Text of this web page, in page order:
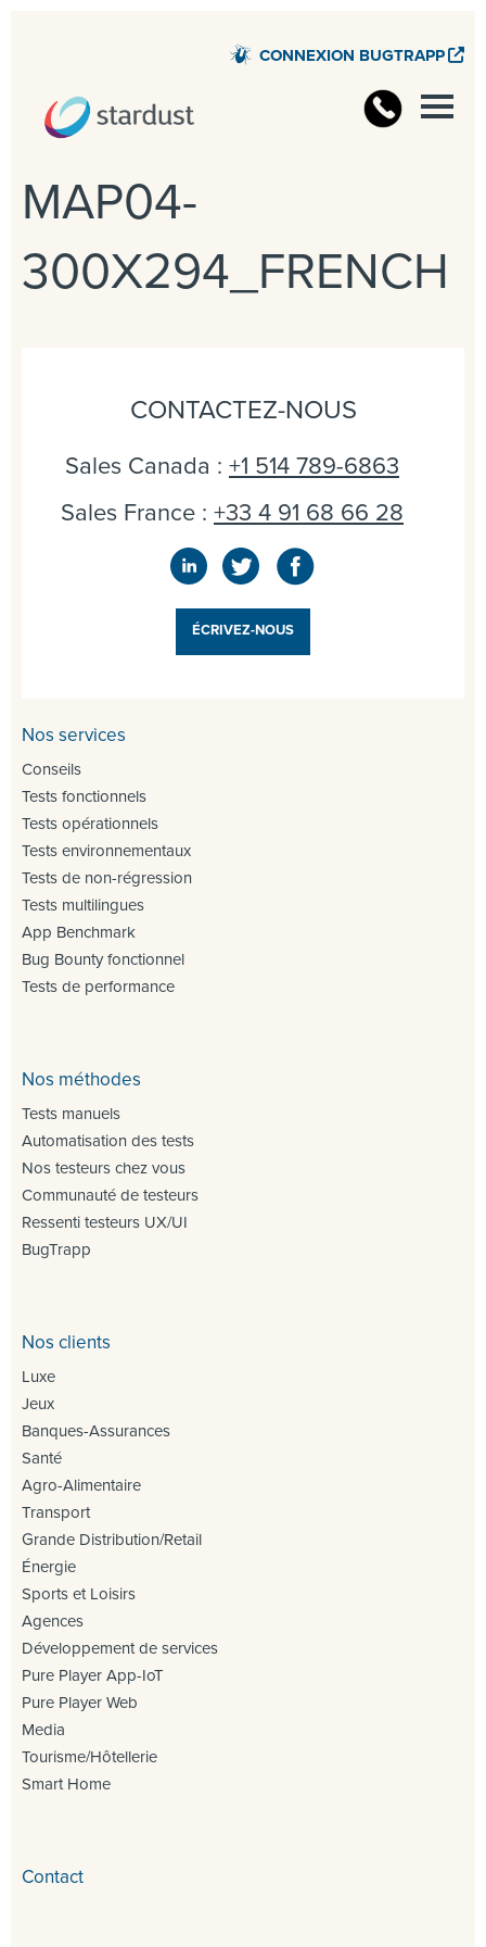
CONNEXION BUGTRAPP
MAP04-
300X294_FRENCH
CONTACTEZ-NOUS
Sales Canada : +1 514 789-6863
Sales France : +33 4 91 68 66 28
ÉCRIVEZ-NOUS
Nos services
Conseils
Tests fonctionnels
Tests opérationnels
Tests environnementaux
Tests de non-régression
Tests multilingues
App Benchmark
Bug Bounty fonctionnel
Tests de performance
Nos méthodes
Tests manuels
Automatisation des tests
Nos testeurs chez vous
Communauté de testeurs
Ressenti testeurs UX/UI
BugTrapp
Nos clients
Luxe
Jeux
Banques-Assurances
Santé
Agro-Alimentaire
Transport
Grande Distribution/Retail
Énergie
Sports et Loisirs
Agences
Développement de services
Pure Player App-IoT
Pure Player Web
Media
Tourisme/Hôtellerie
Smart Home
Contact